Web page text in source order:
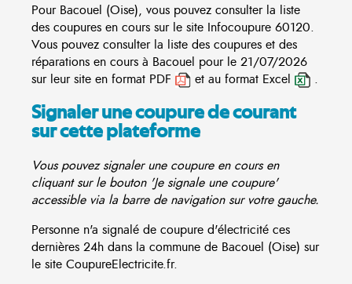
Pour Bacouel (Oise), vous pouvez consulter la liste
des coupures en cours sur le site Infocoupure 60120.
Vous pouvez consulter la liste des coupures et des
réparations en cours à Bacouel pour le 21/07/2026
sur leur site en format PDF
et au format Excel .
Signaler une coupure de courant
sur cette plateforme
Vous pouvez signaler une coupure en cours en
cliquant sur le bouton 'Je signale une coupure'
accessible via la barre de navigation sur votre gauche.
Personne n'a signalé de coupure d'électricité ces
dernières 24h dans la commune de Bacouel (Oise) sur
le site CoupureElectricite.fr.